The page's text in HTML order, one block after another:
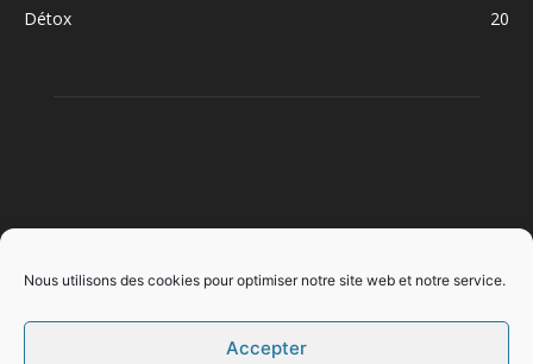
Nous utilisons des cookies pour optimiser notre site web et notre service.
Accepter
Détox
20
SUIVEZ NOUS